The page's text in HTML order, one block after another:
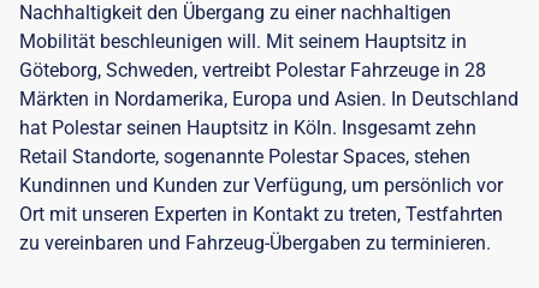
Nachhaltigkeit den Übergang zu einer nachhaltigen
Mobilität beschleunigen will. Mit seinem Hauptsitz in
Göteborg, Schweden, vertreibt Polestar Fahrzeuge in 28
Märkten in Nordamerika, Europa und Asien. In Deutschland
hat Polestar seinen Hauptsitz in Köln. Insgesamt zehn
Retail Standorte, sogenannte Polestar Spaces, stehen
Kundinnen und Kunden zur Verfügung, um persönlich vor
Ort mit unseren Experten in Kontakt zu treten, Testfahrten
zu vereinbaren und Fahrzeug-Übergaben zu terminieren.